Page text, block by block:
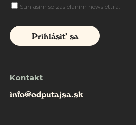
Súhlasím so zasielaním newslettra.
Prihlásiť sa
Kontakt
info@odputajsa.sk